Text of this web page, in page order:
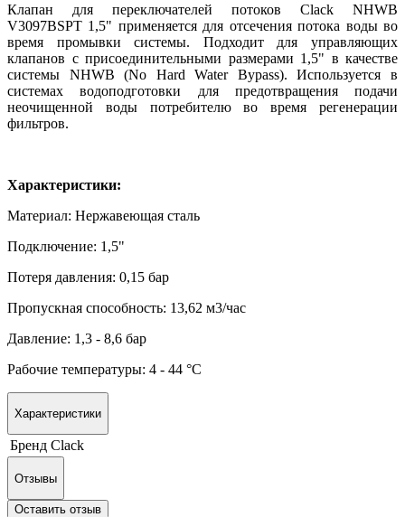
Клапан для переключателей потоков Clack NHWB
V3097BSPT 1,5" применяется для отсечения потока воды во
время промывки системы. Подходит для управляющих
клапанов с присоединительными размерами 1,5" в качестве
системы NHWB (No Hard Water Bypass). Используется в
системах водоподготовки для предотвращения подачи
неочищенной воды потребителю во время регенерации
фильтров.
Характеристики:
Материал: Нержавеющая сталь
Подключение: 1,5"
Потеря давления: 0,15 бар
Пропускная способность: 13,62 м3/час
Давление: 1,3 - 8,6 бар
Рабочие температуры: 4 - 44 °C
Характеристики
Бренд Clack
Отзывы
Оставить отзыв